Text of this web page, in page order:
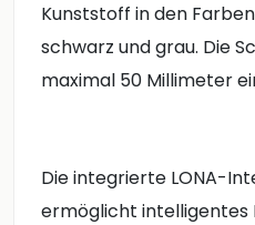
Kunststoff in den
schwarz und grau. Die
maximal 50 Millimeter
Die integrierte LONA-
ermöglicht intelligentes